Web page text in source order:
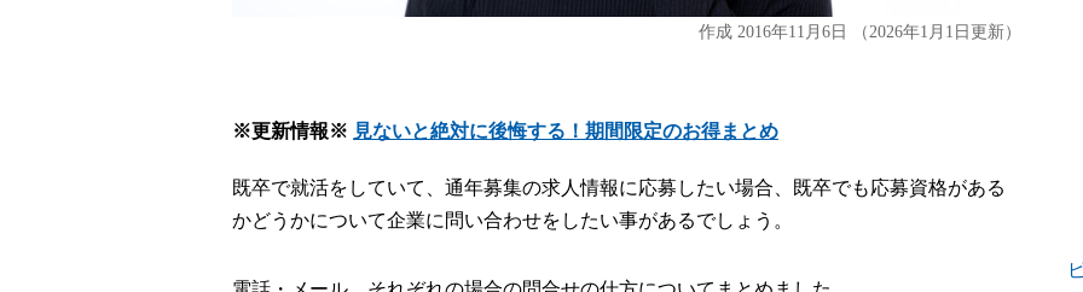
作成2016年11月6日 （2026年1月1日更新）
※更新情報※ 見ないと絶対に後悔する！期間限定のお得まとめ
既卒で就活をしていて、通年募集の求人情報に応募したい場合、既卒でも応募資格がある
かどうかについて企業に問い合わせをしたい事があるでしょう。